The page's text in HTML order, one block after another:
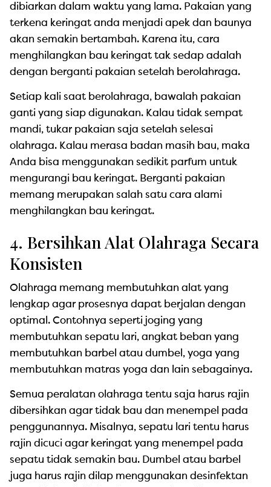
dibiarkan dalam waktu yang lama. Pakaian yang
terkena keringat anda menjadi apek dan baunya
akan semakin bertambah. Karena itu, cara
menghilangkan bau keringat tak sedap adalah
dengan berganti pakaian setelah berolahraga.
Setiap kali saat berolahraga, bawalah pakaian
ganti yang siap digunakan. Kalau tidak sempat
mandi, tukar pakaian saja setelah selesai
olahraga. Kalau merasa badan masih bau, maka
Anda bisa menggunakan sedikit parfum untuk
mengurangi bau keringat. Berganti pakaian
memang merupakan salah satu cara alami
menghilangkan bau keringat.
4. Bersihkan Alat Olahraga Secara
Konsisten
Olahraga memang membutuhkan alat yang
lengkap agar prosesnya dapat berjalan dengan
optimal. Contohnya seperti joging yang
membutuhkan sepatu lari, angkat beban yang
membutuhkan barbel atau dumbel, yoga yang
membutuhkan matras yoga dan lain sebagainya.
Semua peralatan olahraga tentu saja harus rajin
dibersihkan agar tidak bau dan menempel pada
penggunannya. Misalnya, sepatu lari tentu harus
rajin dicuci agar keringat yang menempel pada
sepatu tidak semakin bau. Dumbel atau barbel
juga harus rajin dilap menggunakan desinfektan